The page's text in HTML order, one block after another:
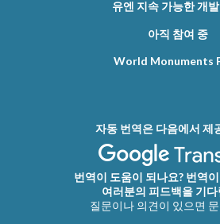
유엔 지속 가능한 개
아직 참여 중
World Monuments
자동 번역은 다음에서 제
번역이 도움이 되나요? 번역
여러분의 피드백을 기
질문이나 의견이 있으면